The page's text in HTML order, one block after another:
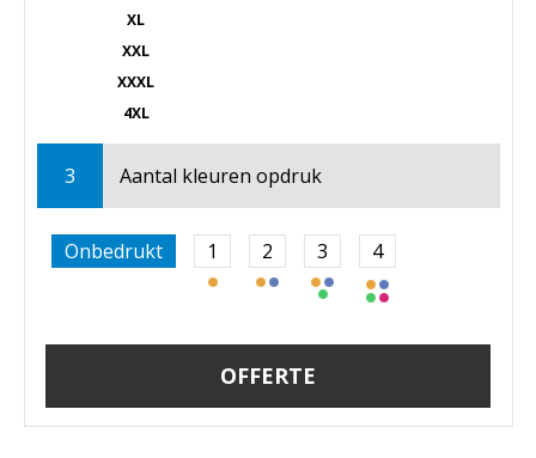
XL
XXL
XXXL
4XL
3 Aantal kleuren opdruk
Onbedrukt 1 2 3 4
OFFERTE